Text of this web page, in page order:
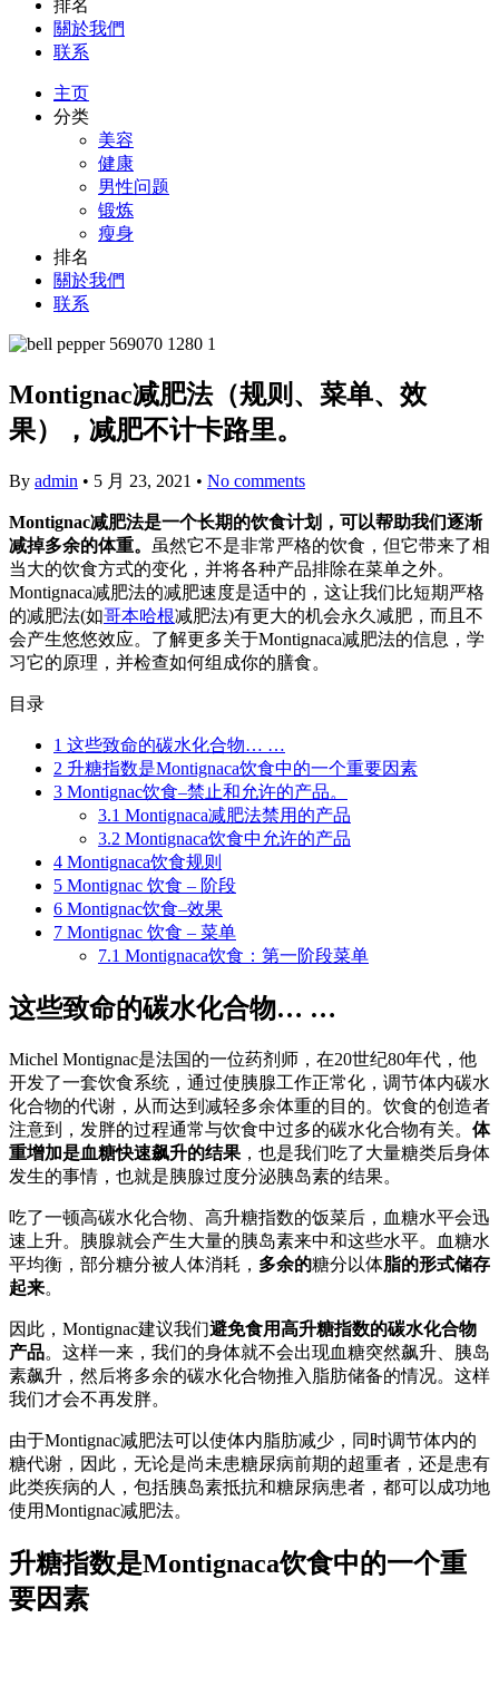
排名
關於我們
联系
主页
分类
美容
健康
男性问题
锻炼
瘦身
排名
關於我們
联系
Montignac减肥法（规则、菜单、效
果），减肥不计卡路里。
By admin • 5 月 23, 2021 • No comments
Montignac减肥法是一个长期的饮食计划，可以帮助我们逐渐
减掉多余的体重。
虽然它不是非常严格的饮食，但它带来了相
当大的饮食方式的变化，并将各种产品排除在菜单之外。
Montignaca减肥法的减肥速度是适中的，这让我们比短期严格
的减肥法(如哥本哈根减肥法)有更大的机会永久减肥，而且不
会产生悠悠效应。了解更多关于Montignaca减肥法的信息，学
习它的原理，并检查如何组成你的膳食。
目录
1 这些致命的碳水化合物… …
2 升糖指数是Montignaca饮食中的一个重要因素
3 Montignac饮食–禁止和允许的产品。
3.1 Montignaca减肥法禁用的产品
3.2 Montignaca饮食中允许的产品
4 Montignaca饮食规则
5 Montignac 饮食 – 阶段
6 Montignac饮食–效果
7 Montignac 饮食 – 菜单
7.1 Montignaca饮食：第一阶段菜单
这些致命的碳水化合物… …
Michel Montignac是法国的一位药剂师，在20世纪80年代，他
开发了一套饮食系统，通过使胰腺工作正常化，调节体内碳水
化合物的代谢，从而达到减轻多余体重的目的。饮食的创造者
注意到，发胖的过程通常与饮食中过多的碳水化合物有关。 体
重增加是血糖快速飙升的结果 ，也是我们吃了大量糖类后身体
发生的事情，也就是胰腺过度分泌胰岛素的结果。
吃了一顿高碳水化合物、高升糖指数的饭菜后，血糖水平会迅
速上升。胰腺就会产生大量的胰岛素来中和这些水平。血糖水
平均衡，部分糖分被人体消耗， 多余的糖分以体脂的形式储存
起来。
因此，Montignac建议我们避免食用高升糖指数的碳水化合物
产品。这样一来，我们的身体就不会出现血糖突然飙升、胰岛
素飙升，然后将多余的碳水化合物推入脂肪储备的情况。这样
我们才会不再发胖。
由于Montignac减肥法可以使体内脂肪减少，同时调节体内的
糖代谢，因此，无论是尚未患糖尿病前期的超重者，还是患有
此类疾病的人，包括胰岛素抵抗和糖尿病患者，都可以成功地
使用Montignac减肥法。
升糖指数是Montignaca饮食中的一个重
要因素